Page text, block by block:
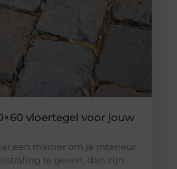
vloertegel voor jouw
een manier om je interieur
te geven, dan zijn